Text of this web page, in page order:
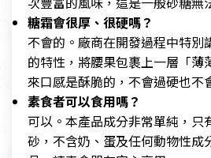
糖霜會很厚、很硬嗎？
不會的。廠商在開發過程中特別
的特性，將腰果包裹上一層「薄
來口感是酥脆的，不會過硬也不
素食者可以食用嗎？
可以。本產品成分非常單純，只
砂，不含奶、蛋及任何動物性成